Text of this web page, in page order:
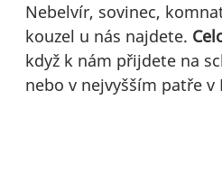
Nebelvír, sovinec,
kouzel u nás najdete.
když k nám přijdete na
nebo v nejvyšším patře